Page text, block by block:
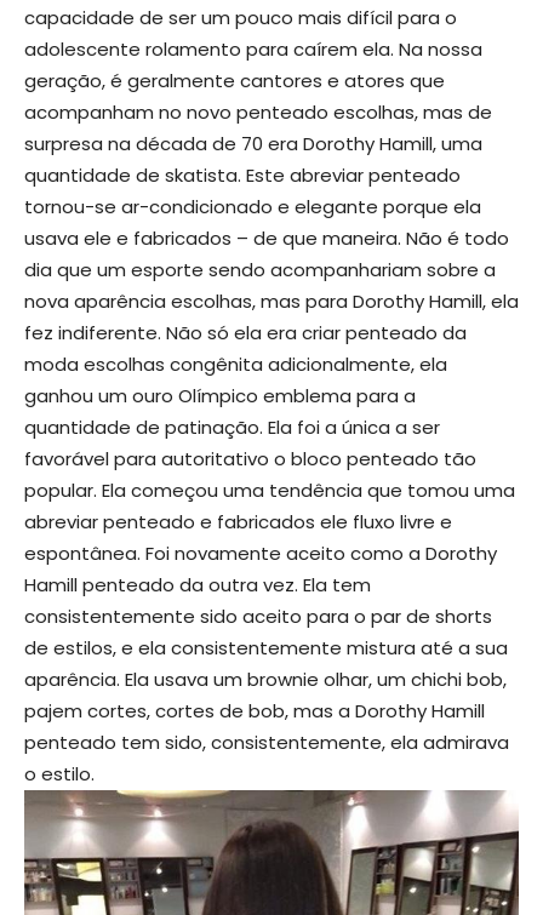
capacidade de ser um pouco mais difícil para o
adolescente rolamento para caírem ela. Na nossa
geração, é geralmente cantores e atores que
acompanham no novo penteado escolhas, mas de
surpresa na década de 70 era Dorothy Hamill, uma
quantidade de skatista. Este abreviar penteado
tornou-se ar-condicionado e elegante porque ela
usava ele e fabricados – de que maneira. Não é todo
dia que um esporte sendo acompanhariam sobre a
nova aparência escolhas, mas para Dorothy Hamill, ela
fez indiferente. Não só ela era criar penteado da
moda escolhas congênita adicionalmente, ela
ganhou um ouro Olímpico emblema para a
quantidade de patinação. Ela foi a única a ser
favorável para autoritativo o bloco penteado tão
popular. Ela começou uma tendência que tomou uma
abreviar penteado e fabricados ele fluxo livre e
espontânea. Foi novamente aceito como a Dorothy
Hamill penteado da outra vez. Ela tem
consistentemente sido aceito para o par de shorts
de estilos, e ela consistentemente mistura até a sua
aparência. Ela usava um brownie olhar, um chichi bob,
pajem cortes, cortes de bob, mas a Dorothy Hamill
penteado tem sido, consistentemente, ela admirava
o estilo.